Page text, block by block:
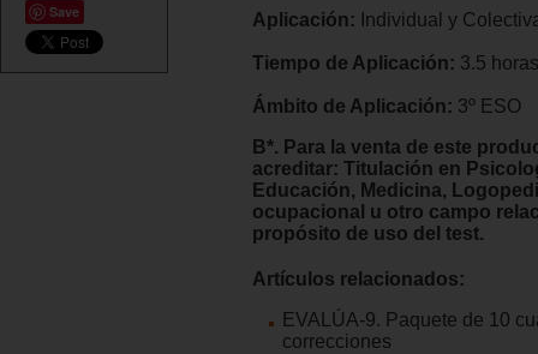
Save Aplicación: Individual y
Tiempo de Aplicación: 3.5 horas
Ámbito de Aplicación: 3º ESO
B*. Para la venta de este
acreditar: Titulación en
Educación, Medicina,
ocupacional u otro campo
propósito de uso del test.
Artículos relacionados:
EVALÚA-9. Paquete de 10
correcciones